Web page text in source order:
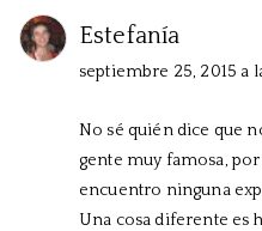
Estefanía
septiembre 25, 2015 a
No sé quién dice que
gente muy famosa,
encuentro ninguna
Una cosa diferente es